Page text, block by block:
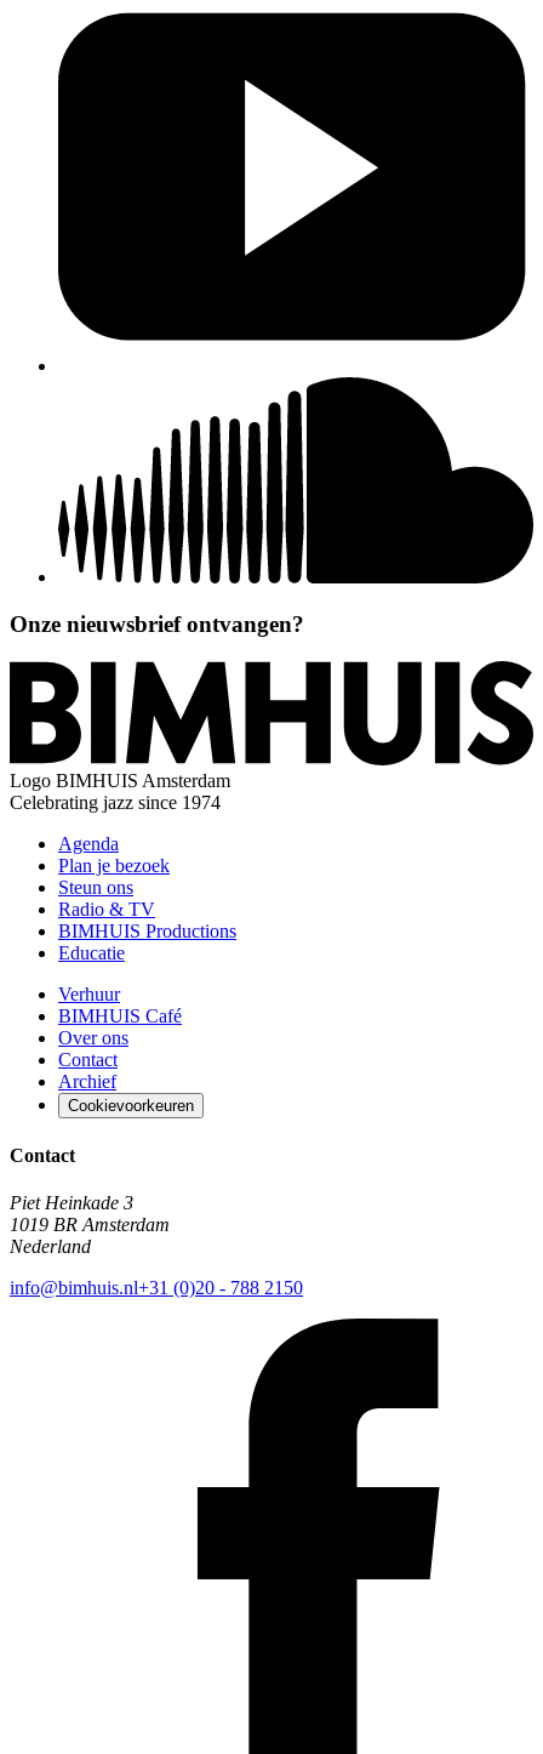
Onze nieuwsbrief ontvangen?
Logo BIMHUIS Amsterdam
Celebrating jazz since 1974
Agenda
Plan je bezoek
Steun ons
Radio & TV
BIMHUIS Productions
Educatie
Verhuur
BIMHUIS Café
Over ons
Contact
Archief
Cookievoorkeuren
Contact
Piet Heinkade 3
1019 BR Amsterdam
Nederland
info@bimhuis.nl+31 (0)20 - 788 2150